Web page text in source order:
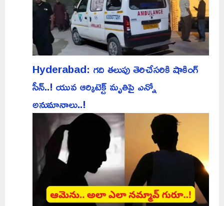
Hyderabad: గది తలుపు తెరిచేసరికి షాకింగ్
సీన్..! యువ ఆర్కిటెక్ట్ మృతిపై ఎన్నో
అనుమానాలు..!